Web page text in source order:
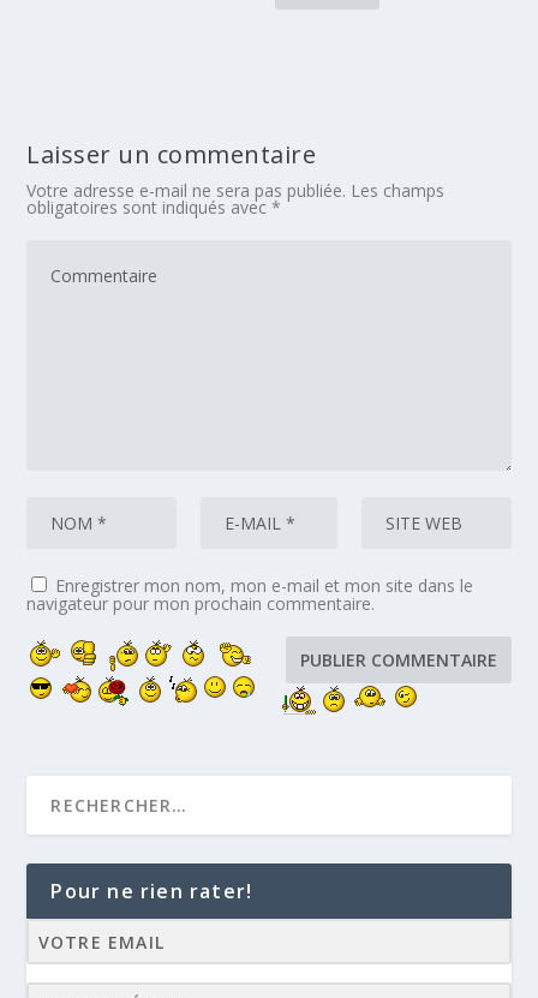
Laisser un commentaire
Votre adresse e-mail ne sera pas publiée. Les champs
obligatoires sont indiqués avec*
Enregistrer mon nom, mon e-mail et mon site dans le
navigateur pour mon prochain commentaire.
Pour ne rien rater!